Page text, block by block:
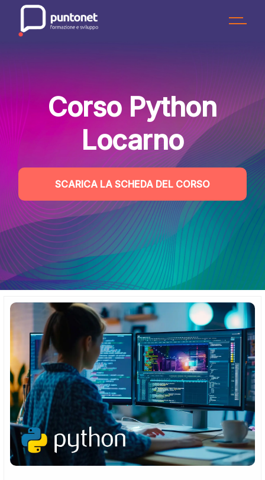
content
Corso Python
Locarno
SCARICA LA SCHEDA DEL CORSO